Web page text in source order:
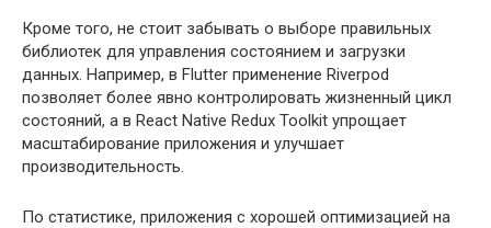
Кроме того, не стоит забывать о выборе правильных
библиотек для управления состоянием и загрузки
данных. Например, в Flutter применение Riverpod
позволяет более явно контролировать жизненный цикл
состояний, а в React Native Redux Toolkit упрощает
масштабирование приложения и улучшает
производительность.
По статистике, приложения с хорошей оптимизацией на